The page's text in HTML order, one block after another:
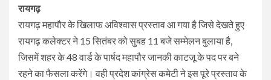
रायगढ़
रायगढ़ महापौर के खिलाफ अविश्वास प्रस्ताव आ गया है जिसे देखते हुए
रायगढ़ कलेक्टर ने 15 सितंबर को सुबह 11 बजे सम्मेलन बुलाया है,
जिसमें शहर के 48 वार्ड के पार्षद महापौर जानकी काटजू के पद पर बने
रहने का फैसला करेंगे। वही प्रदेश कांग्रेस कमेटी ने इस पूरे प्रस्ताव के